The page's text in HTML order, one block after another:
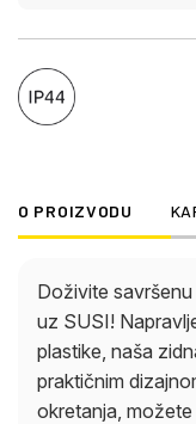
dom uz SUSI!
O PROIZVODU
Doživite
uz SUSI!
plastike, naša
praktičnim
okretanja,